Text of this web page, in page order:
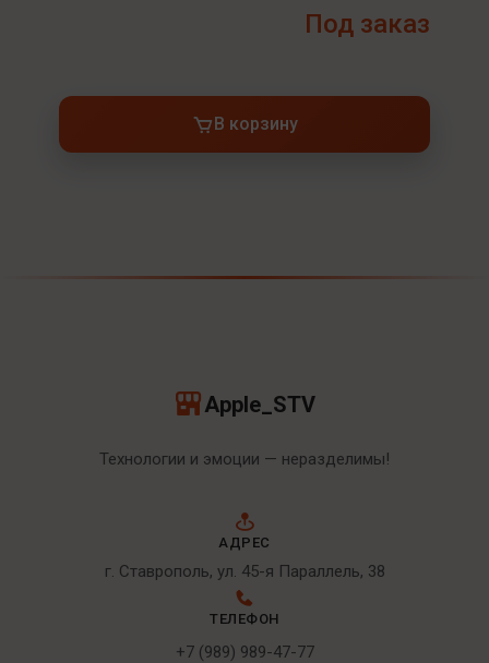
Под заказ
В корзину
Apple_STV
Технологии и эмоции — неразделимы!
АДРЕС
г. Ставрополь, ул. 45-я Параллель, 38
ТЕЛЕФОН
+7 (989) 989-47-77